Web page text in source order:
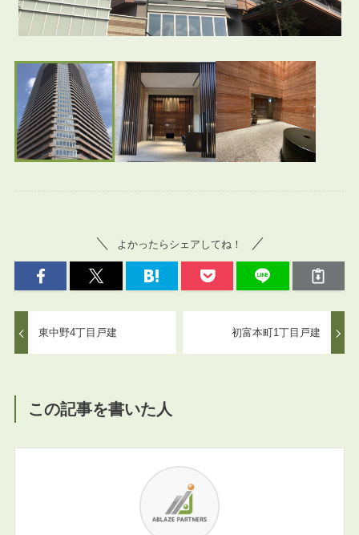
よかったらシェアしてね！
東中野4丁目戸建 初富本町1丁目戸建
この記事を書いた人